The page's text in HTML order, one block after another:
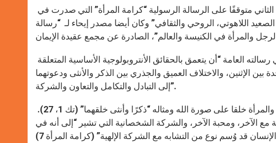
جدًا على الصعيد اللاهوتي، الروحي والثقافي” وكان أيضا مصدر إيحاء لـ “رسالة
الإثنين، والاختلاف العميق والجذري بين الذكر والأنثى ودعوتهما
إلى التبادل والتكامل والتعاون والشركة”.
الآخر، ومحبة الآخر، والشركة الشخصانية التي تشير “إلى أنه في